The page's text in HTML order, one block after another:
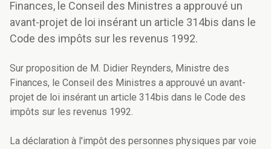
Finances, le Conseil des Ministres a approuvé un
avant-projet de loi insérant un article 314bis dans le
Code des impôts sur les revenus 1992.
Sur proposition de M. Didier Reynders, Ministre des
Finances, le Conseil des Ministres a approuvé un avant-
projet de loi insérant un article 314bis dans le Code des
impôts sur les revenus 1992.
La déclaration à l'impôt des personnes physiques par voie